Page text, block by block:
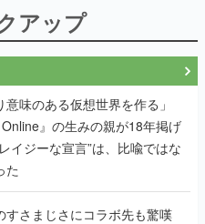
アップ
意味のある仮想世界を作る」
』の生みの親が18年掲げ
イジーな宣言”は、比喩ではな
た
すさまじさにコラボ先も驚嘆